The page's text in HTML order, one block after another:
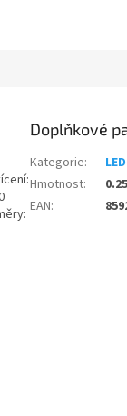
Doplňkové
Kategorie:
Hmotnost:
EAN: